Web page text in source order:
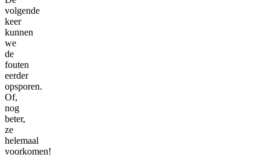
volgende
keer
kunnen
we
de
fouten
eerder
opsporen.
Of,
nog
beter,
ze
helemaal
voorkomen!